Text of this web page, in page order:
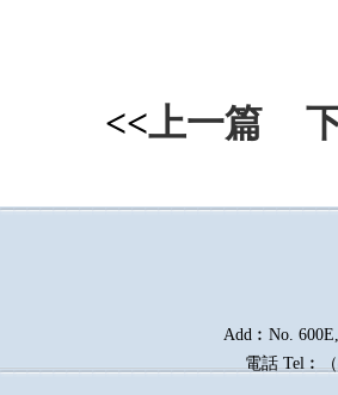
<<上一篇
Add︰No.
電話 Tel︰（